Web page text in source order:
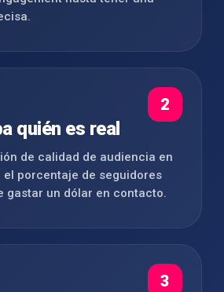
2
quién es real
de calidad de audiencia en
el porcentaje de seguidores
gastar un dólar en contacto.
3